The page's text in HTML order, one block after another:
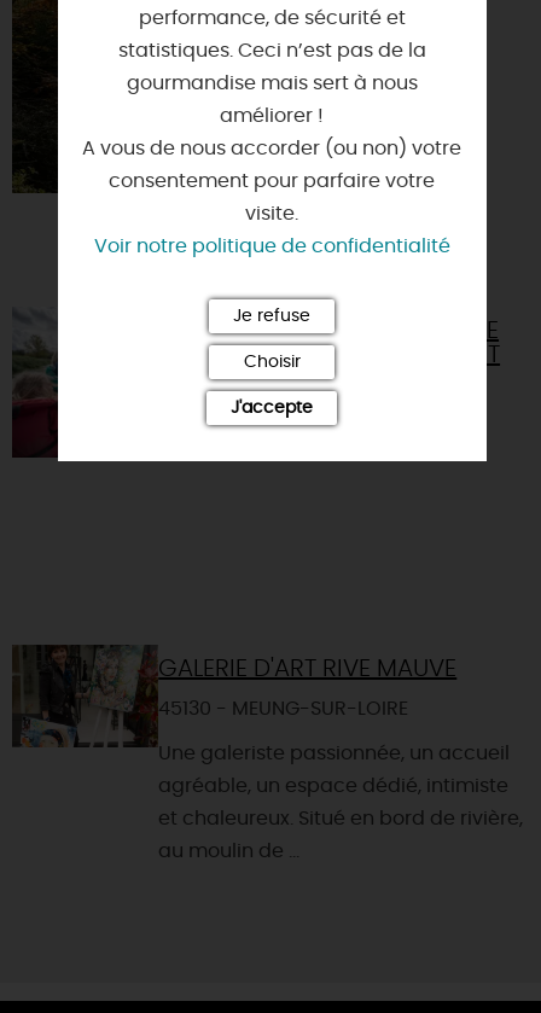
ARBORETUM
D'ILEX
45130 - MEUNG-
TRÉSORS CACHÉS D'UNE
ÎLE DE LA LOIRE, À PIED ET
EN CANOË
45130 - MEUNG-SUR-LOIRE
GALERIE D'ART RIVE MAUVE
45130 - MEUNG-SUR-LOIRE
Une galeriste passionnée, un accueil
agréable, un espace dédié, intimiste
et chaleureux. Situé en bord de rivière,
au moulin de ...
performance, de sécurité et
statistiques. Ceci n’est pas de la
gourmandise mais sert à nous
améliorer !
A vous de nous accorder (ou non) votre
consentement pour parfaire votre
visite.
Voir notre politique de confidentialité
Je refuse
Choisir
J'accepte